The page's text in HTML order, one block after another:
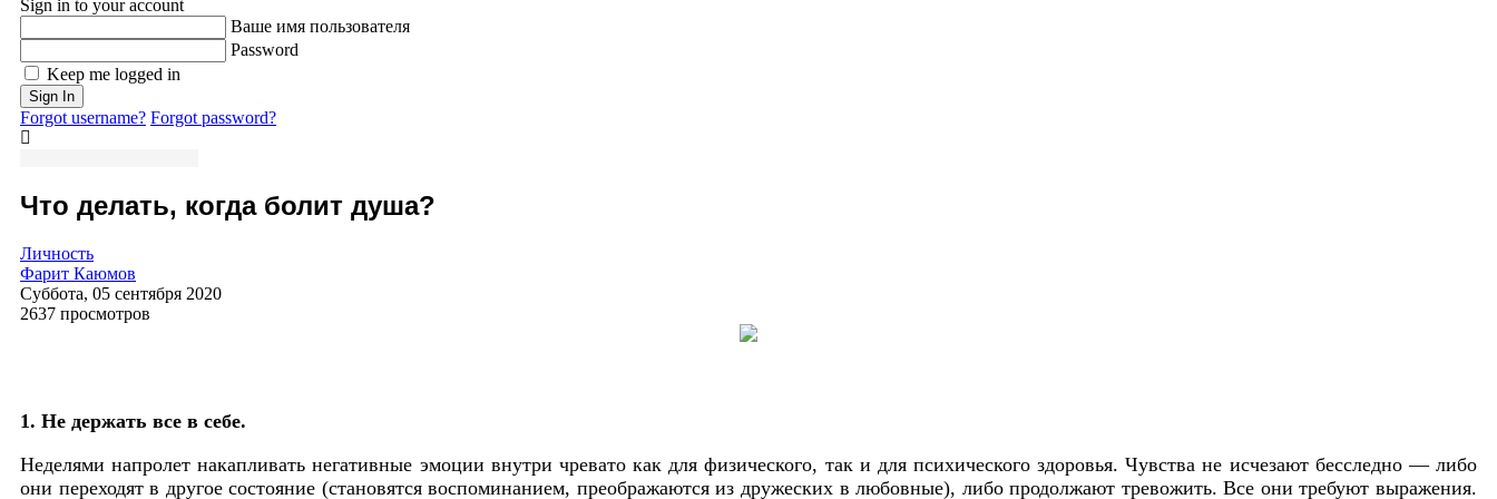
Sign in to your account
Ваше имя пользователя
Password
Keep me logged in
Sign In
Forgot username? Forgot password?
Что делать, когда болит душа?
Личность
Фарит Каюмов
Суббота, 05 сентября 2020
2637 просмотров
1. Не держать все в себе.
Неделями напролет накапливать негативные эмоции внутри чревато как для физического, так и для психического здоровья. Чувства не исчезают бесследно — либо
они переходят в другое состояние (становятся воспоминанием, преображаются из дружеских в любовные), либо продолжают тревожить. Все они требуют выражения.